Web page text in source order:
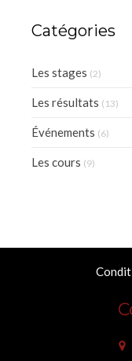
Catégories
Les stages (2)
Les résultats (13)
Événements (6)
Les cours (9)